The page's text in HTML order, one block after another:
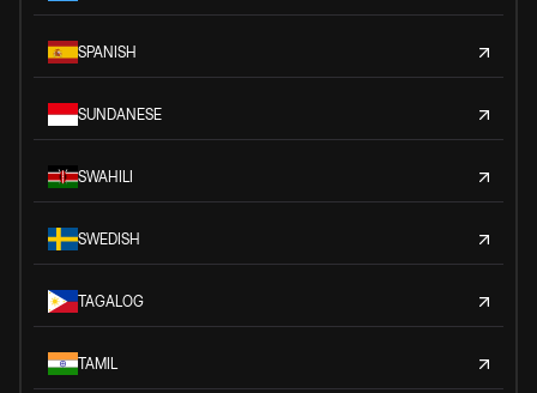
SPANISH
SUNDANESE
SWAHILI
SWEDISH
TAGALOG
TAMIL